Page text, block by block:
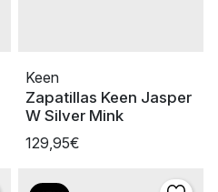
Keen
Zapatillas Keen Jasper
W Silver Mink
129,95€